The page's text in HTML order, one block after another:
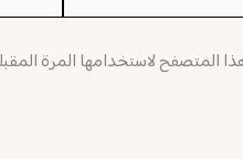
المتصفح لاستخدامها المرة